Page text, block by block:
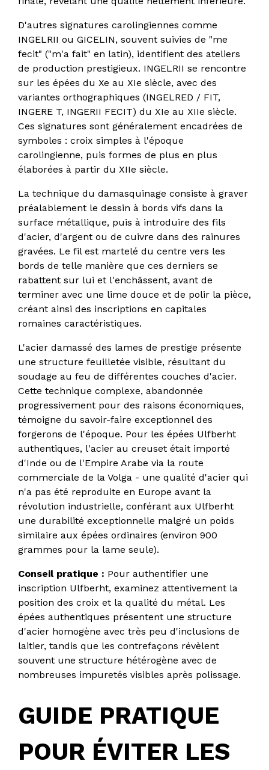
D'autres signatures carolingiennes comme
INGELRII ou GICELIN, souvent suivies de "me
fecit" ("m'a fait" en latin), identifient des ateliers
de production prestigieux. INGELRII se rencontre
sur les épées du Xe au XIe siècle, avec des
variantes orthographiques (INGELRED / FIT,
INGERE T, INGERII FECIT) du XIe au XIIe siècle.
Ces signatures sont généralement encadrées de
symboles : croix simples à l'époque
carolingienne, puis formes de plus en plus
élaborées à partir du XIIe siècle.
La technique du damasquinage consiste à graver
préalablement le dessin à bords vifs dans la
surface métallique, puis à introduire des fils
d'acier, d'argent ou de cuivre dans des rainures
gravées. Le fil est martelé du centre vers les
bords de telle manière que ces derniers se
rabattent sur lui et l'enchâssent, avant de
terminer avec une lime douce et de polir la pièce,
créant ainsi des inscriptions en capitales
romaines caractéristiques.
L'acier damassé des lames de prestige présente
une structure feuilletée visible, résultant du
soudage au feu de différentes couches d'acier.
Cette technique complexe, abandonnée
progressivement pour des raisons économiques,
témoigne du savoir-faire exceptionnel des
forgerons de l'époque. Pour les épées Ulfberht
authentiques, l'acier au creuset était importé
d'Inde ou de l'Empire Arabe via la route
commerciale de la Volga - une qualité d'acier qui
n'a pas été reproduite en Europe avant la
révolution industrielle, conférant aux Ulfberht
une durabilité exceptionnelle malgré un poids
similaire aux épées ordinaires (environ 900
grammes pour la lame seule).
Conseil pratique : Pour authentifier une
inscription Ulfberht, examinez attentivement la
position des croix et la qualité du métal. Les
épées authentiques présentent une structure
d'acier homogène avec très peu d'inclusions de
laitier, tandis que les contrefaçons révèlent
souvent une structure hétérogène avec de
nombreuses impuretés visibles après polissage.
GUIDE PRATIQUE
POUR ÉVITER LES